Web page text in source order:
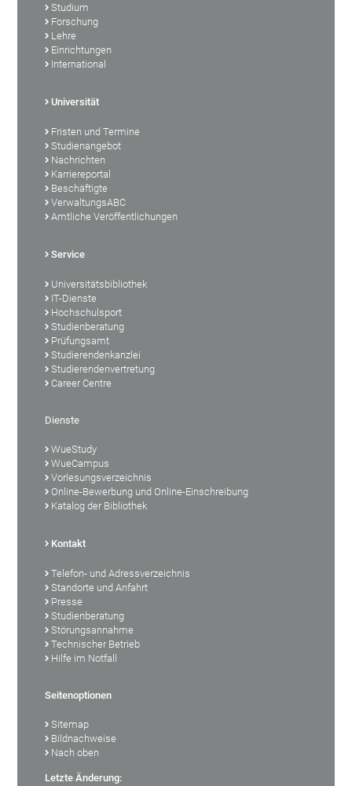
Studium
Forschung
Lehre
Einrichtungen
International
Universität
Fristen und Termine
Studienangebot
Nachrichten
Karriereportal
Beschäftigte
VerwaltungsABC
Amtliche Veröffentlichungen
Service
Universitätsbibliothek
IT-Dienste
Hochschulsport
Studienberatung
Prüfungsamt
Studierendenkanzlei
Studierendenvertretung
Career Centre
Dienste
WueStudy
WueCampus
Vorlesungsverzeichnis
Online-Bewerbung und Online-Einschreibung
Katalog der Bibliothek
Kontakt
Telefon- und Adressverzeichnis
Standorte und Anfahrt
Presse
Studienberatung
Störungsannahme
Technischer Betrieb
Hilfe im Notfall
Seitenoptionen
Sitemap
Bildnachweise
Nach oben
Letzte Änderung: